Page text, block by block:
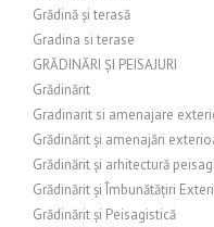
Grădină și terasă
Gradina si terase
GRĂDINĂRI ȘI PEISAJURI
Grădinărit
Gradinarit si amenajare
Grădinărit și amenajări
Grădinărit și arhitectură
Grădinărit și Îmbunătățiri
Grădinărit și Peisagistică